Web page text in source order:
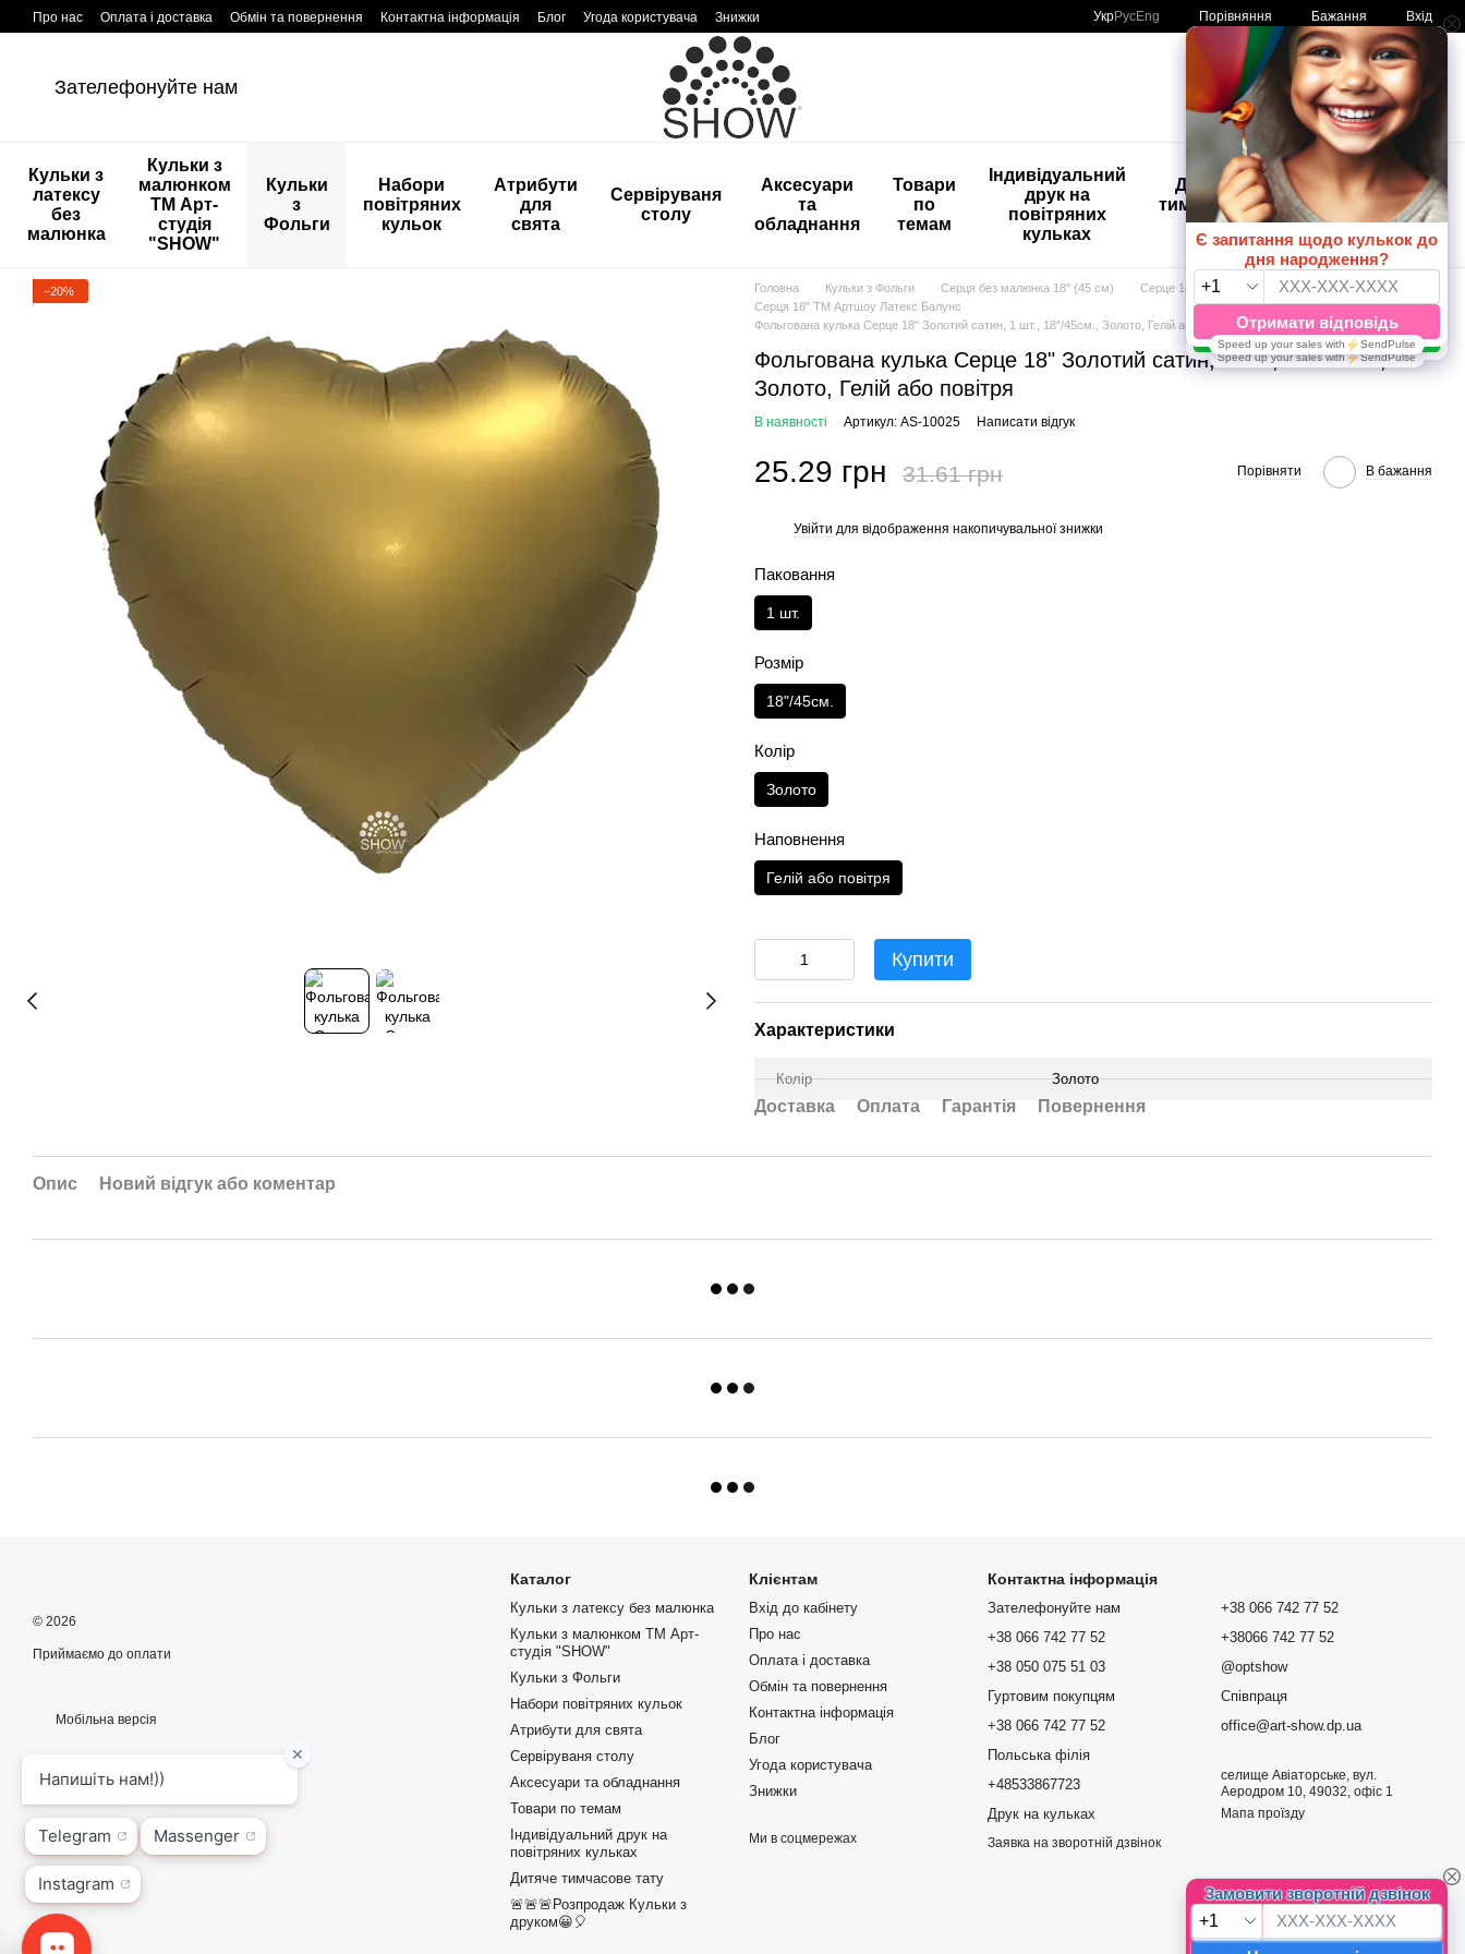
Перейти к основному контенту
Про нас Оплата і доставка Обмін та повернення Контактна інформація Блог Угода користувача Знижки УкрРусEng Порівняння Бажання Вхід
Зателефонуйте нам Мій кошик
Кульки з
латексу
без
малюнка
Кульки з
малюнком
ТМ Арт-
студія
"SHOW"
Кульки
з
Фольги
Набори
повітряних
кульок
Атрибути
для
свята
Сервіруваня
столу
Аксесуари
та
обладнання
Товари
по
темам
Індивідуальний
друк на
повітряних
кульках
Дитяче
тимчасове
тату
🚨🚨🚨
Розпродаж
Кульки з
друком😀
🎈
−20% Головна Кульки з Фольги Серця без малюнка 18" (45 см)
Серце 18"
Серця 18" ТМ Артшоу Латекс Балунс
Фольгована кулька Серце 18" Золотий сатин, 1 шт., 18"/45см., Золото, Гелій або повітря
Фольгована кулька Серце 18" Золотий сатин, 1 шт., 18"/45см.,
Золото, Гелій або повітря
В наявності Артикул: AS-10025 Написати відгук
25.29 грн 31.61 грн Порівняти В бажання
Увійти для відображення накопичувальної знижки
Паковання
1 шт.
Розмір
18"/45см.
Колір
Золото
Наповнення
Гелій або повітря
Купити
Характеристики
Колір Золото
Доставка Оплата Гарантія Повернення
Опис Новий відгук або коментар
© 2026
Приймаємо до оплати
Мобільна версія
Каталог
Кульки з латексу без малюнка
Кульки з малюнком ТМ Арт-
студія "SHOW"
Кульки з Фольги
Набори повітряних кульок
Атрибути для свята
Сервіруваня столу
Аксесуари та обладнання
Товари по темам
Індивідуальний друк на
повітряних кульках
Дитяче тимчасове тату
🚨🚨🚨Розпродаж Кульки з
друком😀🎈
Клієнтам
Вхід до кабінету
Про нас
Оплата і доставка
Обмін та повернення
Контактна інформація
Блог
Угода користувача
Знижки
Ми в соцмережах
Контактна інформація
Зателефонуйте нам
+38 066 742 77 52
+38 050 075 51 03
Гуртовим покупцям
+38 066 742 77 52
Польська філія
+48533867723
Друк на кульках
Заявка на зворотній дзвінок
+38 066 742 77 52
+38066 742 77 52
@optshow
Співпраця
office@art-show.dp.ua
селище Авіаторське, вул.
Аеродром 10, 49032, офіс 1
Мапа проїзду